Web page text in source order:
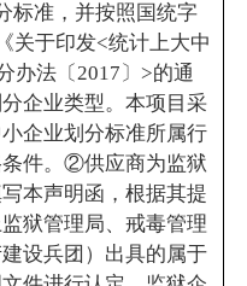
标准，并按照国统字
关于印发<统计上大中
办法〔2017〕>的通
企业类型。本项目采
企业划分标准所属行
件。②供应商为监狱
本声明函，根据其提
狱管理局、戒毒管理
设兵团）出具的属于